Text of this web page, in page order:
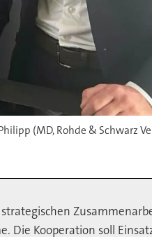
(MD, Rohde & Schwarz
Die Kooperation soll